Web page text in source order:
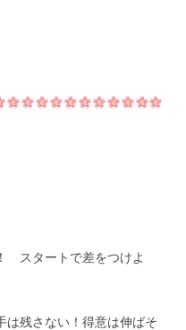
スタートで差をつけよ
残さない！得意は伸ばそ